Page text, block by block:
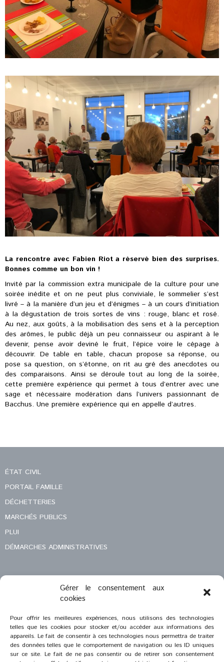
Gérer le consentement aux
cookies
Pour offrir les meilleures expériences, nous utilisons des technologies
telles que les cookies pour stocker et/ou accéder aux informations des
appareils. Le fait de consentir à ces technologies nous permettra de traiter
des données telles que le comportement de navigation ou les ID uniques
sur ce site. Le fait de ne pas consentir ou de retirer son consentement
La rencontre avec Fabien Riot a réservé bien des surprises.
Bonnes comme un bon vin !
Invité par la commission extra municipale de la culture pour une
soirée inédite et on ne peut plus conviviale, le sommelier s’est
livré – à la manière d’un jeu et d’énigmes – à un cours d’initiation
à la dégustation de trois sortes de vins : rouge, blanc et rosé.
Au nez, aux goûts, à la mobilisation des sens et à la perception
des arômes, le public déjà un peu connaisseur ou aspirant à le
devenir, pense avoir deviné le fruit, l’épice voire le cépage à
découvrir. De table en table, chacun propose sa réponse, ou
pose sa question, on s’étonne, on rit au gré des anecdotes ou
des comparaisons. Ainsi se déroule tout au long de la soirée,
cette première expérience qui permet à tous d’entrer avec une
sage et nécessaire modération dans l’univers passionnant de
Bacchus. Une première expérience qui en appelle d’autres.
ÉTAT CIVIL
PORTAIL FAMILLE
DÉCHETTERIES
MARCHÉS PUBLICS
PLUI
DÉMARCHES ADMINISTRATIVES
MENTIONS LÉGALES